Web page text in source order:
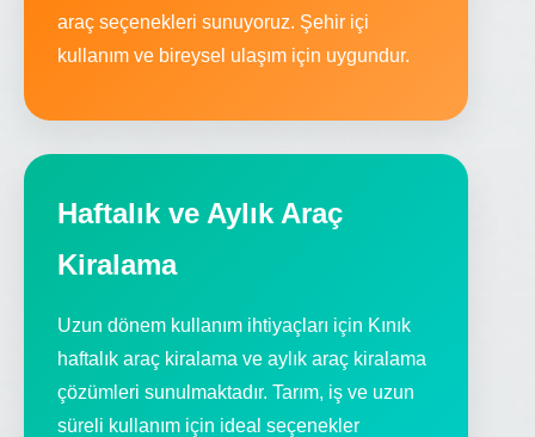
araç seçenekleri sunuyoruz. Şehir içi
kullanım ve bireysel ulaşım için uygundur.
Haftalık ve Aylık Araç
Kiralama
Uzun dönem kullanım ihtiyaçları için Kınık
haftalık araç kiralama ve aylık araç kiralama
çözümleri sunulmaktadır. Tarım, iş ve uzun
süreli kullanım için ideal seçenekler